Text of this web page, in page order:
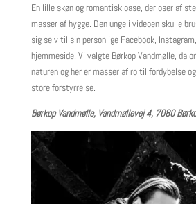
En lille skøn og romantisk oase, der oser af
masser af hygge. Den unge i videoen skulle
sig selv til sin personlige Facebook,
hjemmeside. Vi valgte Børkop Vandmølle, da
naturen og her er masser af ro til fordybelse
store forstyrrelse.
Børkop Vandmølle, Vandmøllevej 4, 7080